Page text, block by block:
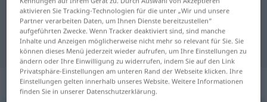
für "klump"
"klump" Deutsch Übersetzung
„klump“: Substantiv, Hauptwort
aktivieren Sie Tracking-Technologien für die unter „Wir und unsere
Partner verarbeiten Daten, um Ihnen Dienste bereitzustellen“
aufgeführten Zwecke. Wenn Tracker deaktiviert sind, sind manche
Inhalte und Anzeigen möglicherweise nicht mehr so relevant für Sie. Sie
können dieses Menü jederzeit wieder aufrufen, um Ihre Einstellungen zu
ändern oder Ihre Einwilligung zu widerrufen, indem Sie auf den Link
Privatsphäre-Einstellungen am unteren Rand der Webseite klicken. Ihre
Einstellungen gelten innerhalb unseres Website. Weitere Informationen
finden Sie in unserer Datenschutzerklärung.